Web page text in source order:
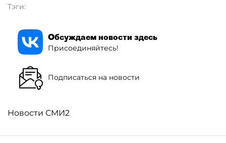
Тэги:
Обсуждаем новости здесь
Присоединяйтесь!
Подписаться на новости
Новости СМИ2